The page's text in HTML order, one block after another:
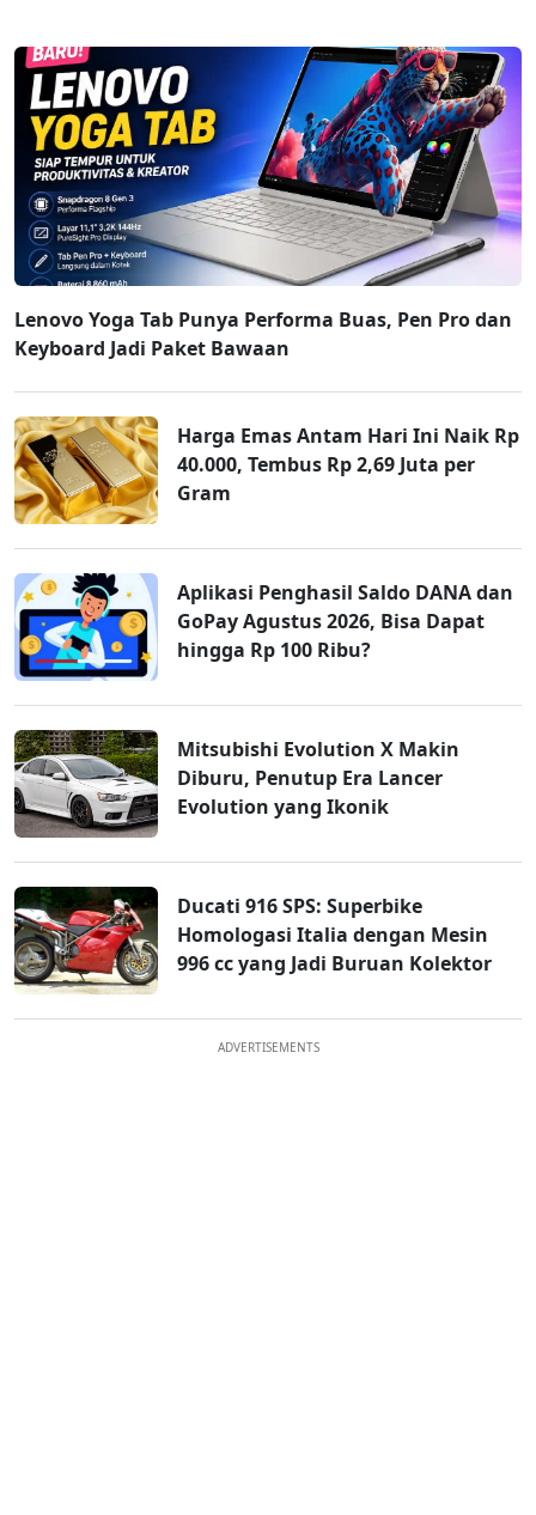
Lenovo Yoga Tab Punya Performa Buas, Pen Pro dan
Keyboard Jadi Paket Bawaan
Harga Emas Antam Hari Ini Naik Rp
40.000, Tembus Rp 2,69 Juta per
Gram
Aplikasi Penghasil Saldo DANA dan
GoPay Agustus 2026, Bisa Dapat
hingga Rp 100 Ribu?
Mitsubishi Evolution X Makin
Diburu, Penutup Era Lancer
Evolution yang Ikonik
Ducati 916 SPS: Superbike
Homologasi Italia dengan Mesin
996 cc yang Jadi Buruan Kolektor
ADVERTISEMENTS